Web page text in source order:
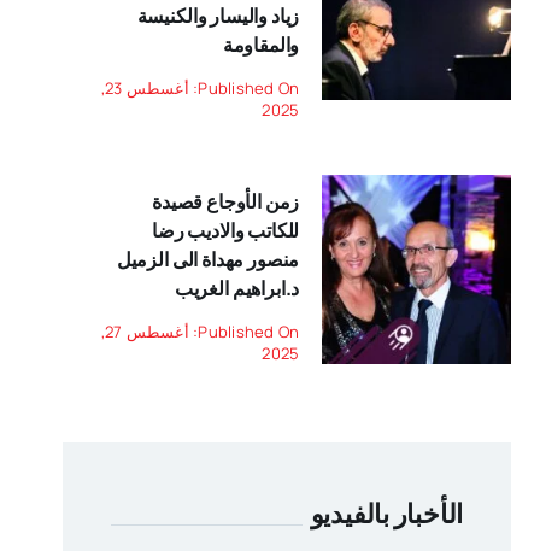
زياد واليسار والكنيسة
والمقاومة
Published On: أغسطس 23,
2025
زمن الأوجاع قصيدة
للكاتب والاديب رضا
منصور مهداة الى الزميل
د.ابراهيم الغريب
Published On: أغسطس 27,
2025
الأخبار بالفيديو